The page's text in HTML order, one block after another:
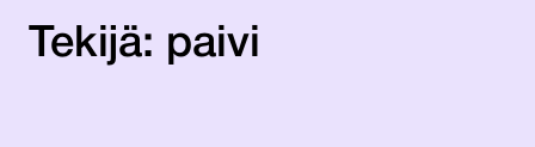
Tekijä: paivi